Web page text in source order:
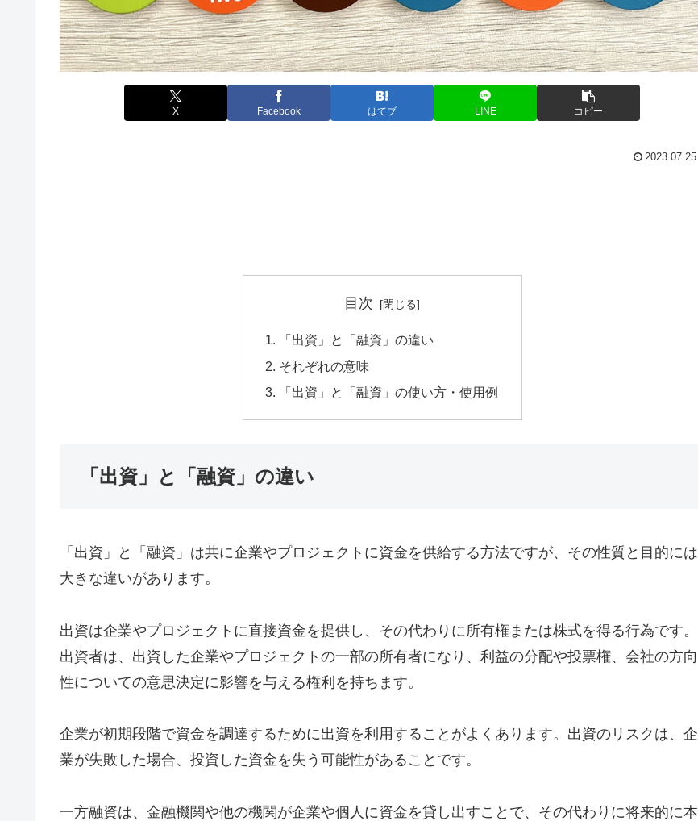
X Facebook はてブ LINE コピー
2023.07.25
目次
「出資」と「融資」の違い
それぞれの意味
「出資」と「融資」の使い方・使用例
「出資」と「融資」の違い
「出資」と「融資」は共に企業やプロジェクトに資金を供給する方法ですが、その性質と目的には
大きな違いがあります。
出資は企業やプロジェクトに直接資金を提供し、その代わりに所有権または株式を得る行為です。
出資者は、出資した企業やプロジェクトの一部の所有者になり、利益の分配や投票権、会社の方向
性についての意思決定に影響を与える権利を持ちます。
企業が初期段階で資金を調達するために出資を利用することがよくあります。出資のリスクは、企
業が失敗した場合、投資した資金を失う可能性があることです。
一方融資は、金融機関や他の機関が企業や個人に資金を貸し出すことで、その代わりに将来的に本